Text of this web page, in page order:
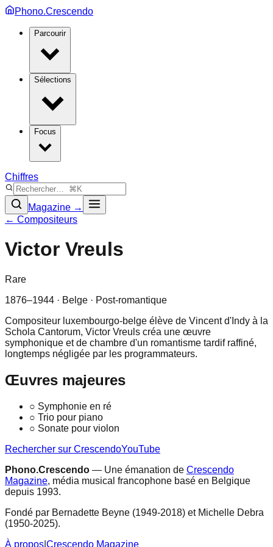
Phono.Crescendo
Parcourir
Sélections
Focus
Chiffres
Magazine →
← Compositeurs
Victor Vreuls
Rare
1876–1944 · Belge · Post-romantique
Compositeur luxembourgo-belge élève de Vincent d'Indy à la
Schola Cantorum, Victor Vreuls créa une œuvre
symphonique et de chambre d'un romantisme tardif raffiné,
longtemps négligée par les programmateurs.
Œuvres majeures
○ Symphonie en ré
○ Trio pour piano
○ Sonate pour violon
Rechercher sur CrescendoYouTube
Phono.Crescendo — Une émanation de Crescendo
Magazine, média musical francophone basé en Belgique
depuis 1993.
Fondé par Bernadette Beyne (1949-2018) et Michelle Debra
(1950-2025).
À propos Crescendo Magazine